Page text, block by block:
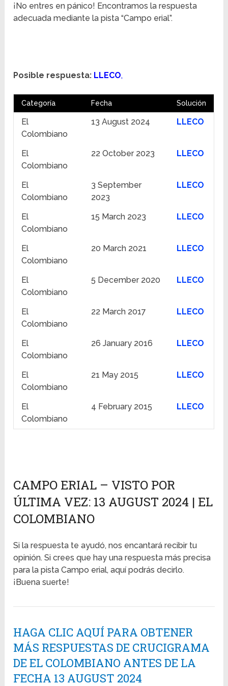
¡No entres en pánico! Encontramos la respuesta
adecuada mediante la pista “Campo erial”.
Posible respuesta: LLECO,
Categoría Fecha Solución
El
Colombiano
13 August 2024 LLECO
El
Colombiano
22 October 2023 LLECO
El
Colombiano
3 September
2023
LLECO
El
Colombiano
15 March 2023 LLECO
El
Colombiano
20 March 2021 LLECO
El
Colombiano
5 December 2020 LLECO
El
Colombiano
22 March 2017 LLECO
El
Colombiano
26 January 2016 LLECO
El
Colombiano
21 May 2015 LLECO
El
Colombiano
4 February 2015 LLECO
CAMPO ERIAL – VISTO POR
ÚLTIMA VEZ: 13 AUGUST 2024 | EL
COLOMBIANO
Si la respuesta te ayudó, nos encantará recibir tu
opinión. Si crees que hay una respuesta más precisa
para la pista Campo erial, aquí podrás decirlo.
¡Buena suerte!
HAGA CLIC AQUÍ PARA OBTENER
MÁS RESPUESTAS DE CRUCIGRAMA
DE EL COLOMBIANO ANTES DE LA
FECHA 13 AUGUST 2024